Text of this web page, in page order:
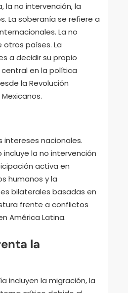
la no intervención, la
La soberanía se refiere a
La no
países. La
a decidir su propio
en la política
la Revolución
intereses nacionales.
la no intervención
activa en
humanos y la
bilaterales basadas en
frente a conflictos
América Latina.
la
incluyen la migración, la